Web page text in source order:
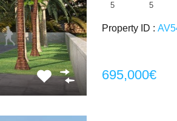
5 5
Property ID :
695,000€